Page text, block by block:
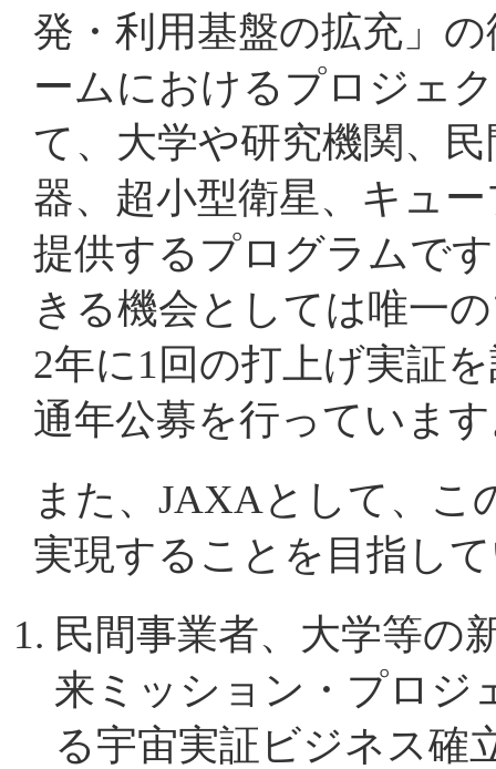
「革新的衛星技術実証
リリースを掲載しました
2026/04/24
「革新的衛星技術実証
リリースを掲載しました
2026/04/23
「革新的衛星技術実証
リリースを掲載しました
2026/04/16
「革新的衛星技術実証
リリースを掲載しました
2026/04/15
発・利用基盤の拡充」
ームにおけるプロジェ
て、大学や研究機関、
器、超小型衛星、キュ
提供するプログラムで
きる機会としては唯一
2年に1回の打上げ実証
通年公募を行っていま
また、JAXAとして、こ
実現することを目指し
民間事業者、大学等の
来ミッション・プロジ
る宇宙実証ビジネス確